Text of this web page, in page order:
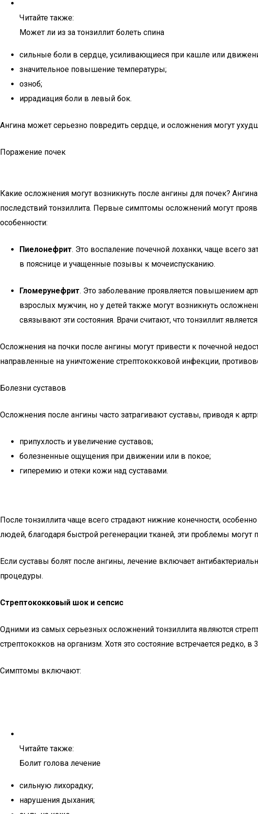
Читайте также:
Может ли из за тонзиллит болеть спина
сильные боли в сердце, усиливающиеся при кашле или
значительное повышение температуры;
озноб;
иррадиация боли в левый бок.
Ангина может серьезно повредить сердце, и осложнения могут
Поражение почек
Какие осложнения могут возникнуть после ангины для почек?
последствий тонзиллита. Первые симптомы осложнений могут
особенности:
Пиелонефрит. Это воспаление почечной лоханки, чаще всего
в пояснице и учащенные позывы к мочеиспусканию.
Гломерунефрит. Это заболевание проявляется повышением
взрослых мужчин, но у детей также могут возникнуть
связывают эти состояния. Врачи считают, что тонзиллит
Осложнения на почки после ангины могут привести к почечной
направленные на уничтожение стрептококковой инфекции,
Болезни суставов
Осложнения после ангины часто затрагивают суставы, приводя к
припухлость и увеличение суставов;
болезненные ощущения при движении или в покое;
гиперемию и отеки кожи над суставами.
После тонзиллита чаще всего страдают нижние конечности,
людей, благодаря быстрой регенерации тканей, эти проблемы могут
Если суставы болят после ангины, лечение включает
процедуры.
Стрептококковый шок и сепсис
Одними из самых серьезных осложнений тонзиллита являются
стрептококков на организм. Хотя это состояние встречается редко,
Симптомы включают:
Читайте также:
Болит голова лечение
сильную лихорадку;
нарушения дыхания;